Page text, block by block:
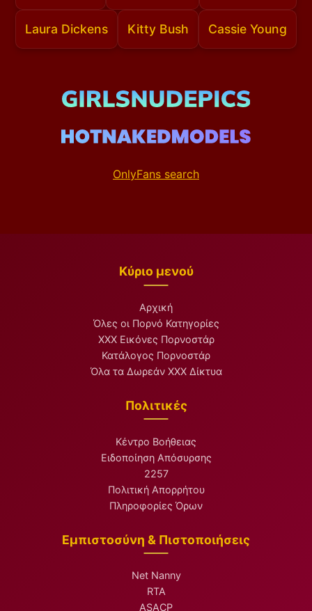
Laura Dickens Kitty Bush Cassie Young
OnlyFans search
Κύριο μενού
Αρχική
Όλες οι Πορνό Κατηγορίες
XXX Εικόνες Πορνοστάρ
Κατάλογος Πορνοστάρ
Όλα τα Δωρεάν XXX Δίκτυα
Πολιτικές
Κέντρο Βοήθειας
Ειδοποίηση Απόσυρσης
2257
Πολιτική Απορρήτου
Πληροφορίες Όρων
Εμπιστοσύνη & Πιστοποιήσεις
Net Nanny
RTA
ASACP